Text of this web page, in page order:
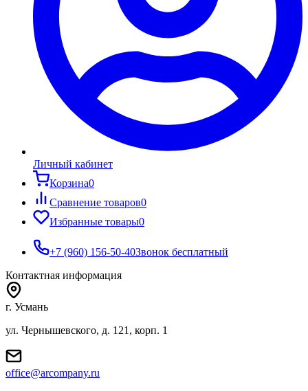
Личный кабинет
Корзина0
Сравнение товаров0
Избранные товары0
+7 (960) 156-50-40Звонок бесплатный
Контактная информация
г. Усмань
ул. Чернышевского, д. 121, корп. 1
office@arcompany.ru